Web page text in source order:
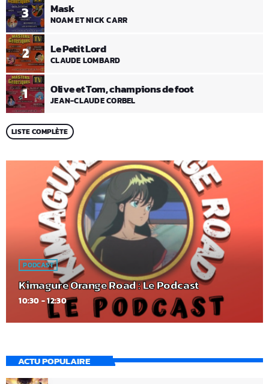
1 Olive et Tom, champions de foot
JEAN-CLAUDE CORBEL
2 Le Petit Lord
CLAUDE LOMBARD
3 Mask
NOAM ET NICK CARR
LISTE COMPLÈTE
PODCAST
Kimagure Orange Road : Le Podcast
10:30 - 12:30
ACTU POPULAIRE